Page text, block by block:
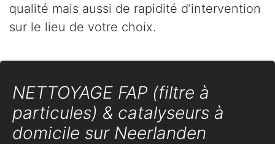
qualité mais aussi de rapidité d’intervention
sur le lieu de votre choix.
NETTOYAGE FAP (filtre à
particules) & catalyseurs à
domicile sur Neerlanden